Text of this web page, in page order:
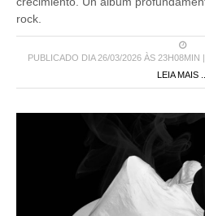
rock.
PUBLICADO DIA 26/03/2026 ÀS 23H08MIN
LEIA MAIS ...